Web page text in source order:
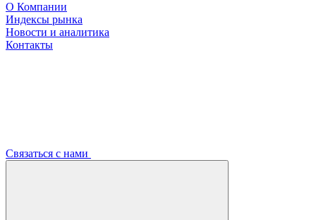
О Компании
Индексы рынка
Новости и аналитика
Контакты
Связаться с нами